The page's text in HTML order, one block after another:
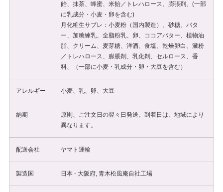
飴、抹茶、蜂蜜、米飴／トレハロース、膨張剤、(一部
に乳成分・小麦・卵を含む)
月化粧生サブレ：小麦粉（国内製造）、砂糖、バタ
ー、加糖練乳、全脂粉乳、卵、ココアバター、植物油
脂、クリーム、麦芽糖、洋酒、食塩、乾燥卵白、澱粉
／トレハロース、膨脹剤、乳化剤、セルロース、香
料、（一部に小麦・乳成分・卵・大豆を含む）
アレルギー 小麦、乳、卵、大豆
納期
原則、ご注文日の翌々日発送。到着日は、地域により
異なります。
配送会社 ヤマト運輸
製造国 日本 - 大阪府, 青木松風庵自社工場